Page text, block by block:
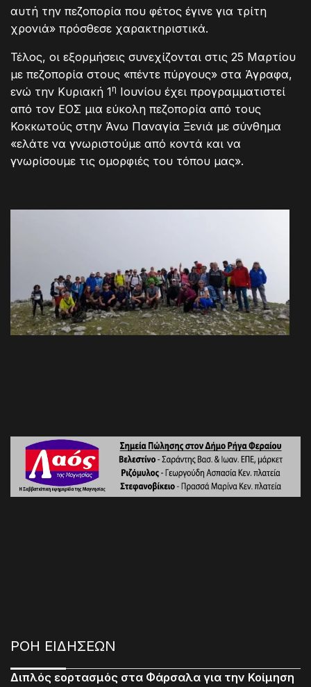
αυτή την πεζοπορία που φέτος έγινε για τρίτη
χρονιά» πρόσθεσε χαρακτηριστικά.
Τέλος, οι εξορμήσεις συνεχίζονται στις 25 Μαρτίου
με πεζοπορία στους «πέντε πύργους» στα Άγραφα,
ενώ την Κυριακή 1η Ιουνίου έχει προγραμματιστεί
από τον ΕΟΣ μια εύκολη πεζοπορία από τους
Κοκκωτούς στην Άνω Παναγία Ξενιά με σύνθημα
«ελάτε να γνωριστούμε από κοντά και να
γνωρίσουμε τις ομορφιές του τόπου μας».
ΡΟΗ ΕΙΔΗΣΕΩΝ
Διπλός εορτασμός στα Φάρσαλα για την Κοίμηση